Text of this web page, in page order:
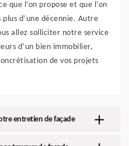
que l’on propose et que l’on
d’une décennie. Autre
allez solliciter notre service
d’un bien immobilier,
de vos projets
entretien de façade